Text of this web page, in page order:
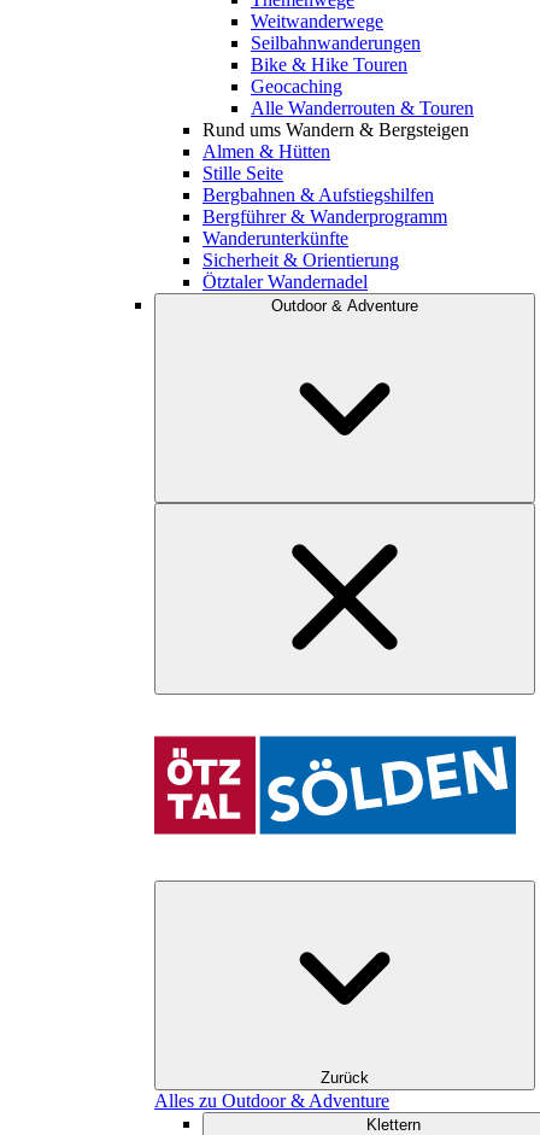
Weitwanderwege
Seilbahnwanderungen
Bike & Hike Touren
Geocaching
Alle Wanderrouten & Touren
Rund ums Wandern & Bergsteigen
Almen & Hütten
Stille Seite
Bergbahnen & Aufstiegshilfen
Bergführer & Wanderprogramm
Wanderunterkünfte
Sicherheit & Orientierung
Ötztaler Wandernadel
Outdoor & Adventure
Zurück
Alles zu Outdoor & Adventure
Klettern